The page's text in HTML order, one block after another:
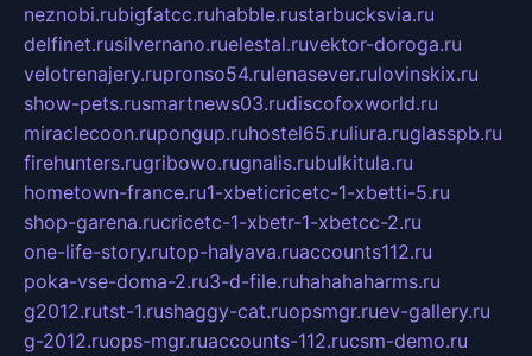
neznobi.rubigfatcc.ruhabble.rustarbucksvia.ru
delfinet.rusilvernano.ruelestal.ruvektor-doroga.ru
velotrenajery.rupronso54.rulenasever.rulovinskix.ru
show-pets.rusmartnews03.rudiscofoxworld.ru
miraclecoon.rupongup.ruhostel65.ruliura.ruglasspb.ru
firehunters.rugribowo.rugnalis.rubulkitula.ru
hometown-france.ru1-xbeticricetc-1-xbetti-5.ru
shop-garena.rucricetc-1-xbetr-1-xbetcc-2.ru
one-life-story.rutop-halyava.ruaccounts112.ru
poka-vse-doma-2.ru3-d-file.ruhahahaharms.ru
g2012.rutst-1.rushaggy-cat.ruopsmgr.ruev-gallery.ru
g-2012.ruops-mgr.ruaccounts-112.rucsm-demo.ru